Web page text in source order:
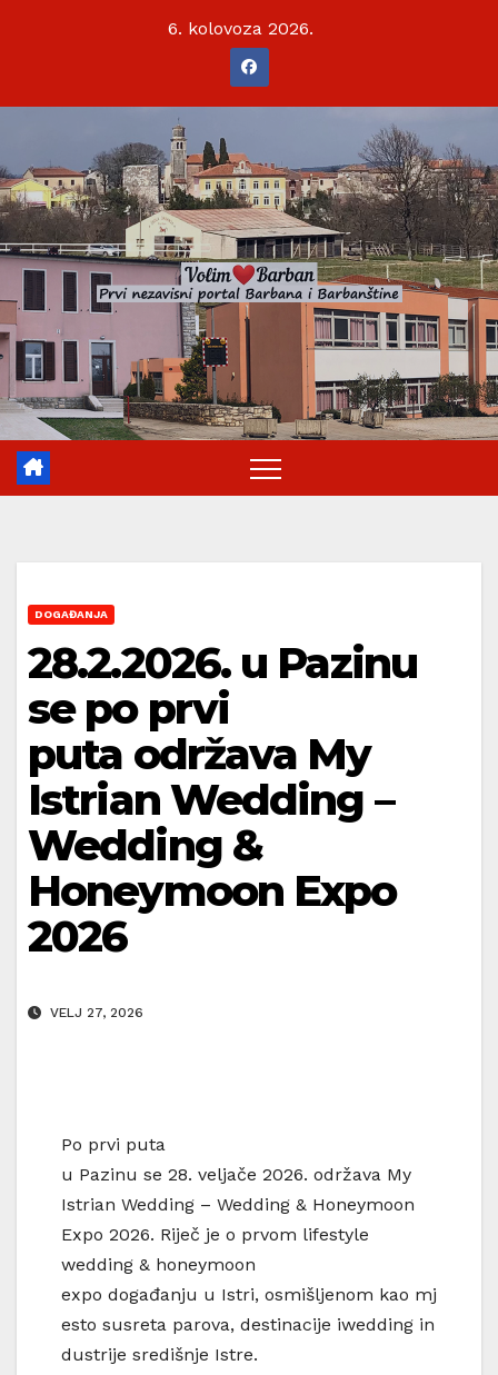
6. kolovoza 2026.
DOGAĐANJA
28.2.2026. u Pazinu
se po prvi
puta održava My
Istrian Wedding –
Wedding &
Honeymoon Expo
2026
VELJ 27, 2026
Po prvi puta
u Pazinu se 28. veljače 2026. održava My
Istrian Wedding – Wedding & Honeymoon
Expo 2026. Riječ je o prvom lifestyle
wedding & honeymoon
expo događanju u Istri, osmišljenom kao mj
esto susreta parova, destinacije iwedding in
dustrije središnje Istre.